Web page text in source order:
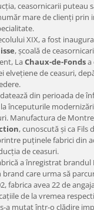
ceasornicarii puteau
mare de clienţi prin
XIX, a fost
, şcoală de
LaChaux-de-Fondsa
elveţiene de ceasuri,
datează din perioada de
începuturile
Manufactura de
, cunoscută şi ca Fils
puţinele fabrici din
de ceasuri.
a înregistrat
brand care urma să
fabrica avea 22 de
de la vremea
a mutat într-o clădire